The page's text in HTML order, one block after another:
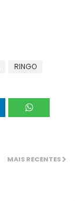
RINGO
MAIS RECENTES